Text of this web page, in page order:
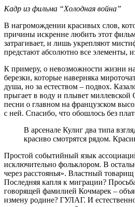
Кадр из фильма “Холодная война”
В нагромождении красивых слов,
причины искренне любить этот
затрагивает, и лишь укрепляют
предстают абсолютно все элементы,
К примеру, о невозможности жизни
березки, которые наверняка
душа, но за естеством – подвох.
прыгает в воду и плывет миллевской
песни о главном на французском
с ней. Спасибо, что обошлось без
В арсенале Кулиг два типа
красиво смотрятся рядом.
Простой событийный язык
исключительно фольклором. В
через расстоянья». Властный
Последняя капля к миграции?
говорящей фамилией Кочмарек –
измену родине? ГУЛАГ. И